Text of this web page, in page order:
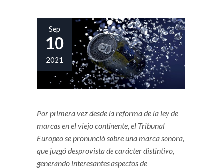
Sep
10
2021
Por primera vez desde la reforma de la ley de
marcas en el viejo continente, el Tribunal
Europeo se pronunció sobre una marca sonora,
que juzgó desprovista de carácter distintivo,
generando interesantes aspectos de